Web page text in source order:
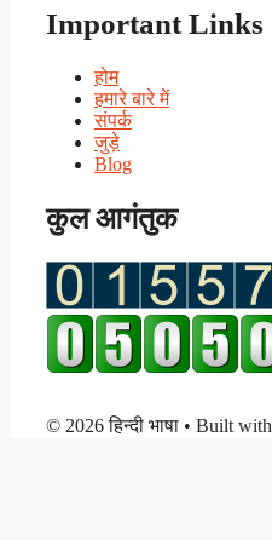
Important Links
होम
हमारे बारे में
संपर्क
जुड़े
Blog
कुल आगंतुक
© 2026 हिन्दी भाषा • Built with